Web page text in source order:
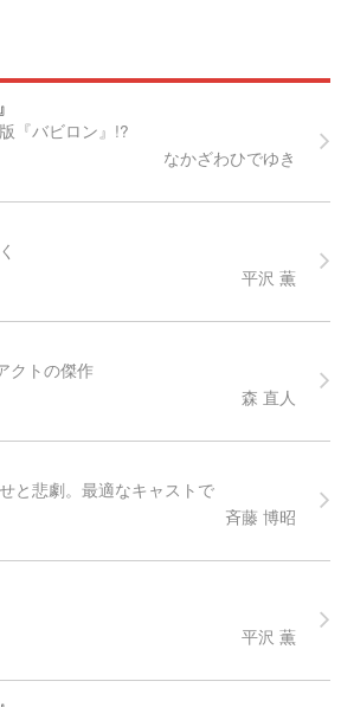
『バビロン』!?
なかざわひでゆき
平沢 薫
クトの傑作
森 直人
と悲劇。最適なキャストで
斉藤 博昭
平沢 薫